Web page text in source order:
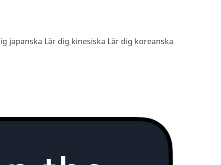
japanska Lär dig kinesiska Lär dig koreanska